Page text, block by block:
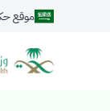
موقع